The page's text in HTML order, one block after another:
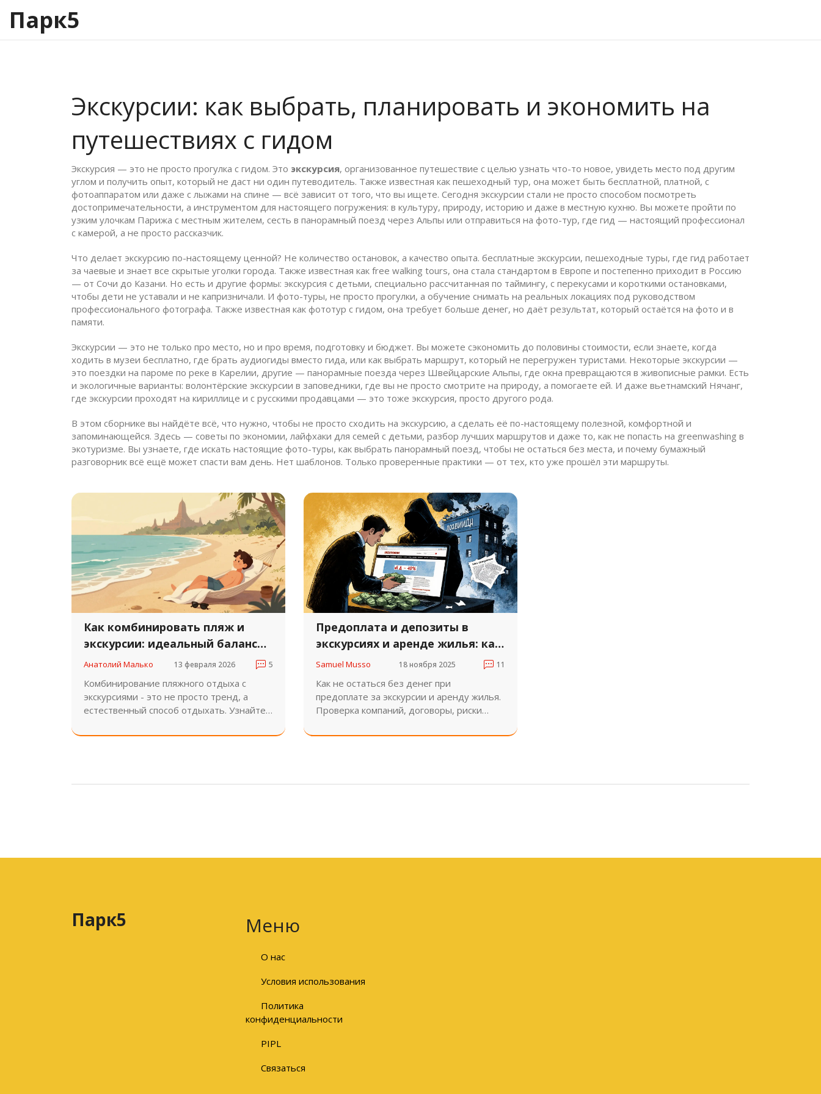
Парк5
Экскурсии: как выбрать, планировать и экономить на
путешествиях с гидом
Экскурсия — это не просто прогулка с гидом. Это экскурсия, организованное путешествие с целью узнать что-то новое, увидеть место под другим
углом и получить опыт, который не даст ни один путеводитель. Также известная как пешеходный тур, она может быть бесплатной, платной, с
фотоаппаратом или даже с лыжами на спине — всё зависит от того, что вы ищете. Сегодня экскурсии стали не просто способом посмотреть
достопримечательности, а инструментом для настоящего погружения: в культуру, природу, историю и даже в местную кухню. Вы можете пройти по
узким улочкам Парижа с местным жителем, сесть в панорамный поезд через Альпы или отправиться на фото-тур, где гид — настоящий профессионал
с камерой, а не просто рассказчик.
Что делает экскурсию по-настоящему ценной? Не количество остановок, а качество опыта. бесплатные экскурсии, пешеходные туры, где гид работает
за чаевые и знает все скрытые уголки города. Также известная как free walking tours, она стала стандартом в Европе и постепенно приходит в Россию
— от Сочи до Казани. Но есть и другие формы: экскурсия с детьми, специально рассчитанная по таймингу, с перекусами и короткими остановками,
чтобы дети не уставали и не капризничали. И фото-туры, не просто прогулки, а обучение снимать на реальных локациях под руководством
профессионального фотографа. Также известная как фототур с гидом, она требует больше денег, но даёт результат, который остаётся на фото и в
памяти.
Экскурсии — это не только про место, но и про время, подготовку и бюджет. Вы можете сэкономить до половины стоимости, если знаете, когда
ходить в музеи бесплатно, где брать аудиогиды вместо гида, или как выбрать маршрут, который не перегружен туристами. Некоторые экскурсии —
это поездки на пароме по реке в Карелии, другие — панорамные поезда через Швейцарские Альпы, где окна превращаются в живописные рамки. Есть
и экологичные варианты: волонтёрские экскурсии в заповедники, где вы не просто смотрите на природу, а помогаете ей. И даже вьетнамский Нячанг,
где экскурсии проходят на кириллице и с русскими продавцами — это тоже экскурсия, просто другого рода.
В этом сборнике вы найдёте всё, что нужно, чтобы не просто сходить на экскурсию, а сделать её по-настоящему полезной, комфортной и
запоминающейся. Здесь — советы по экономии, лайфхаки для семей с детьми, разбор лучших маршрутов и даже то, как не попасть на greenwashing в
экотуризме. Вы узнаете, где искать настоящие фото-туры, как выбрать панорамный поезд, чтобы не остаться без места, и почему бумажный
разговорник всё ещё может спасти вам день. Нет шаблонов. Только проверенные практики — от тех, кто уже прошёл эти маршруты.
Как комбинировать пляж и
экскурсии: идеальный баланс
отдыха
Анатолий Малько 13 февраля 2026 5
Комбинирование пляжного отдыха с
экскурсиями - это не просто тренд, а
естественный способ отдыхать. Узнайте,
направления выбрать в 2026 году и
Предоплата и депозиты в
экскурсиях и аренде жилья: как
не остаться без денег
Samuel Musso 18 ноября 2025 11
Как не остаться без денег при
предоплате за экскурсии и аренду жилья.
Проверка компаний, договоры, риски
если уже заплатили.
Парк5 Меню
О нас
Условия использования
Политика
конфиденциальности
PIPL
Связаться